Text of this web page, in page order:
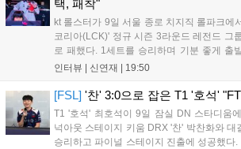
택, 패착"
kt 롤스터가 9일 서울 종로 치지직 롤파크에
코리아(LCK)' 정규 시즌 3라운드 레전드 그
로 패했다. 1세트를 승리하며 기분 좋게 출
중심으로 게임을 풀어간 디플러스 기아의 승
인터뷰 | 신연재 | 19:50
[FSL] '찬' 3:0으로 잡은 T1 '호석'
T1 '호석' 최호석이 9일 잠실 DN 스타디움
넉아웃 스테이지 키움 DRX '찬' 박찬화와 대
승리하고 파이널 스테이지 진출에 성공했다